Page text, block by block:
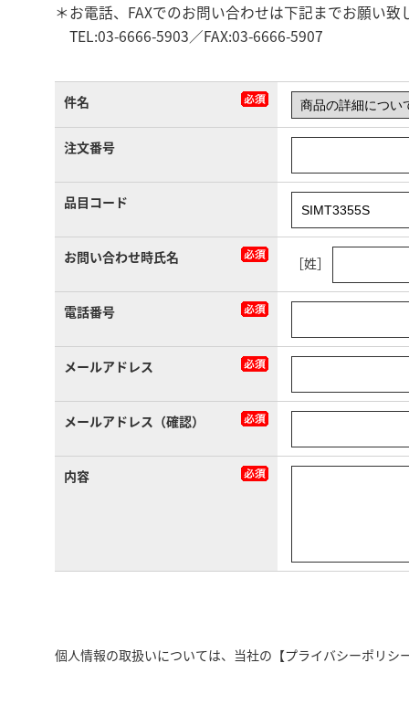
＊お電話、FAXでのお問い合わせは下記までお願い致
TEL:03-6666-5903／FAX:03-6666-5907
件名
注文番号
品目コード
お問い合わせ時氏名 ［姓］
電話番号
メールアドレス
メールアドレス（確認）
内容
個人情報の取扱いについては、当社の 【プライバシーポリシ